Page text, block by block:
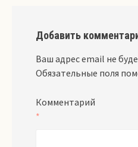
Добавить
Ваш адрес email не
Обязательные поля
Комментарий
*